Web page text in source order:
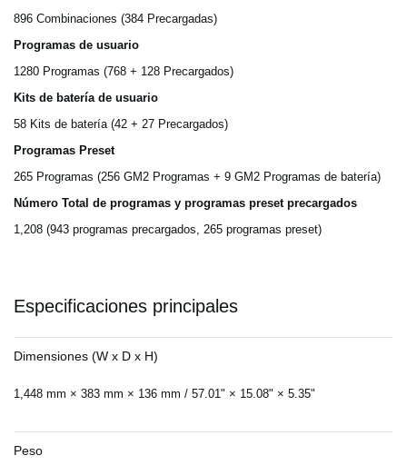
896 Combinaciones (384 Precargadas)
Programas de usuario
1280 Programas (768 + 128 Precargados)
Kits de batería de usuario
58 Kits de batería (42 + 27 Precargados)
Programas Preset
265 Programas (256 GM2 Programas + 9 GM2 Programas de batería)
Número Total de programas y programas preset precargados
1,208 (943 programas precargados, 265 programas preset)
Especificaciones principales
Dimensiones (W x D x H)
1,448 mm × 383 mm × 136 mm / 57.01" × 15.08" × 5.35"
Peso